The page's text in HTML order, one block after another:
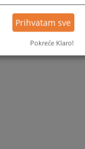
Prihvatam sve
Pokreće Klaro!